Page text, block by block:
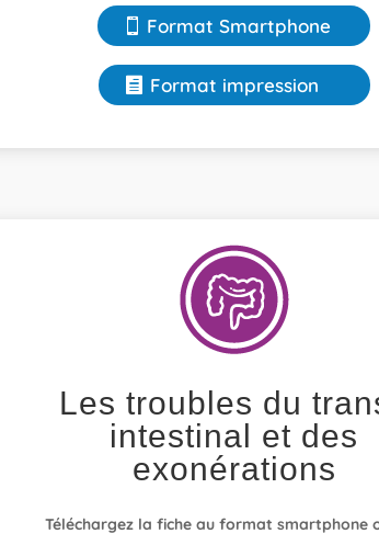
Format Smartphone
Format impression
Les troubles du
intestinal et des
exonérations
Téléchargez la fiche au format smartphone